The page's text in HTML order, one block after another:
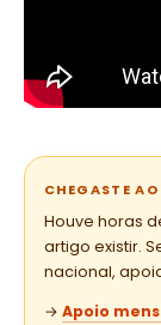
CHEGASTE
Houve horas
artigo existir.
nacional,
→ Apoio